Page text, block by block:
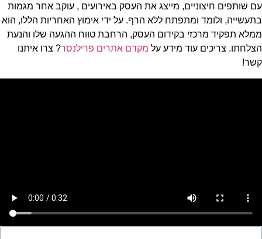
עם שותפים חיצוניים, מייצג את העסק באירועים , עוקב אחר מגמות
בתעשייה, ולומד ומתפתח ללא הרף. על ידי אימוץ האחריות הללו, הוא
ממלא תפקיד מרכזי בקידום העסק, הרחבת טווח ההגעה שלו והנעת
הצלחתו. צריכים עוד מידע על מקדם אתרים פרילנסר? צרו איתנו
קשר!